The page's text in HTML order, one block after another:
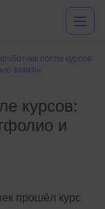
после курсов:
заказы
курсов:
и
прошёл курс